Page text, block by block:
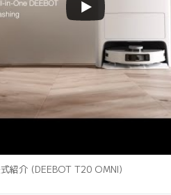
紹介 (DEEBOT T20 OMNI)